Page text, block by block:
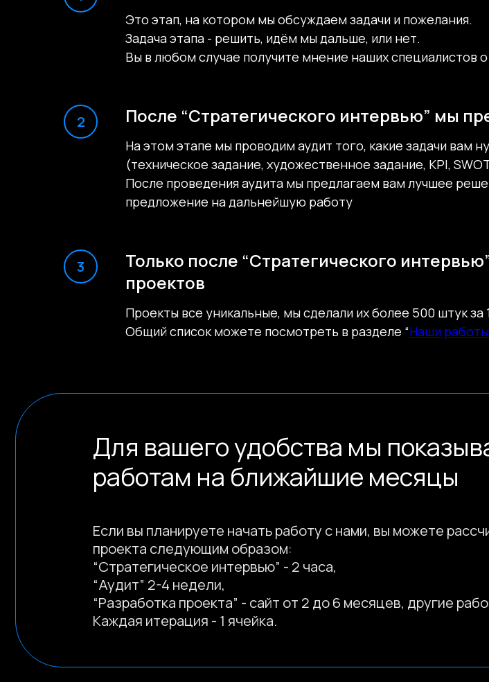
стратегического интервью до аудита и разработки.
Основное понимание страницы: мы не берём проекты наугад — сначала
друг другу. После этого следует Аудит текущей ситуации и ресурсов, на
начинается работа по разработке и поддержке.
ориентироваться во временных рамках запуска и реализации задач.
Это ресурс для будущих клиентов, находящихся на этапе оценки
очередность шагов, и дать ориентиры по времени перед заключением
Это этап, на котором мы обсуждаем задачи и пожелания.
Задача этапа - решить, идём мы дальше, или нет.
Вы в любом случае получите мнение наших специалистов
После “Стратегического интервью” мы
На этом этапе мы проводим аудит того, какие задачи вам
(техническое задание, художественное задание, KPI,
После проведения аудита мы предлагаем вам лучшее
предложение на дальнейшую работу
Только после “Стратегического
проектов
Проекты все уникальные, мы сделали их более 500 штук за
Общий список можете посмотреть в разделе “Наши работы
Для вашего удобства мы показываем
“Стратегическое интервью” - 2 часа,
“Аудит” 2-4 недели,
“Разработка проекта” - сайт от 2 до 6 месяцев, другие работы под
Каждая итерация - 1 ячейка.